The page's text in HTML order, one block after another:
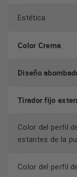
Estética
Color Crema
Diseño
Tirador fijo
Color del perfil
estantes de la
Color del perfil